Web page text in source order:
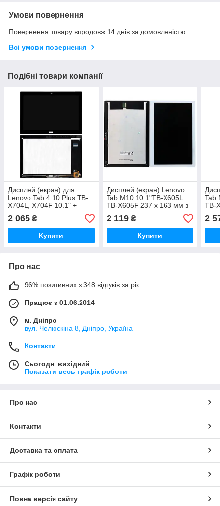
Умови повернення
Повернення товару впродовж 14 днів за домовленістю
Всі умови повернення
Подібні товари компанії
Дисплей (екран) для
Lenovo Tab 4 10 Plus TB-
X704L, X704F 10.1" +
тачскрін, колір чорний,
оригінал Китай
2 065 ₴
Купити
Дисплей (екран) Lenovo
Tab M10 10.1"TB-X605L
TB-X605F 237 х 163 мм з
тачскріном (білий оригінал
Китай)
2 119₴
Купити
Tab
TB-
2
Про нас
96% позитивних з 348 відгуків за рік
Працює з 01.06.2014
м. Дніпро
вул. Челюскіна 8, Дніпро, Україна
Контакти
Сьогодні вихідний
Показати весь графік роботи
Про нас
Контакти
Доставка та оплата
Графік роботи
Повна версія сайту